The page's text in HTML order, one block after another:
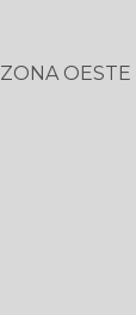
ZONA OESTE